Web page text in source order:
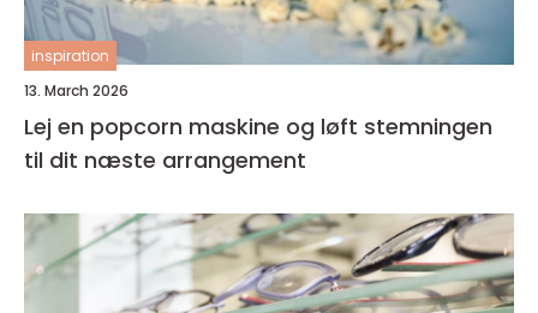
inspiration
13. March 2026
Lej en popcorn maskine og løft stemningen
til dit næste arrangement